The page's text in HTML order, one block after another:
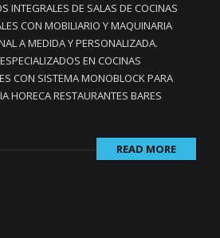
INTEGRALES DE SALAS DE COCINAS
CON MOBILIARIO Y MAQUINARIA
A MEDIDA Y PERSONALIZADA.
EN COCINAS
CON SISTEMA MONOBLOCK PARA
HORECA RESTAURANTES BARES
READ MORE